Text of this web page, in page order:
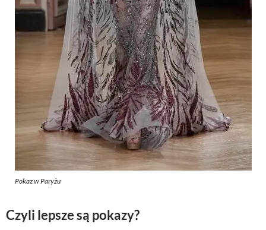
Pokaz w Paryżu
Czyli lepsze są pokazy?